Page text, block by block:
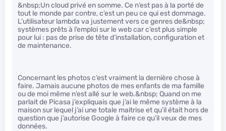
&nbsp;Un cloud privé en somme. Ce n’est pas à la porté de
tout le monde par contre, c’est un peu ce qui est dommage.
L’utilisateur lambda va justement vers ce genres de&nbsp;
systèmes prêts à l’emploi sur le web car c’est plus simple
pour lui : pas de prise de tête d’installation, configuration et
de maintenance.
Concernant les photos c’est vraiment la dernière chose à
faire. Jamais aucune photos de mes enfants de ma famille
ou de moi même n’est allé sur le web.&nbsp; Quand on me
parlait de Picasa j’expliquais que j’ai le même système à la
maison sur lequel j’ai une totale maitrise et qu’il était hors de
question que j’autorise Google à faire ce qu’il veux de mes
données.